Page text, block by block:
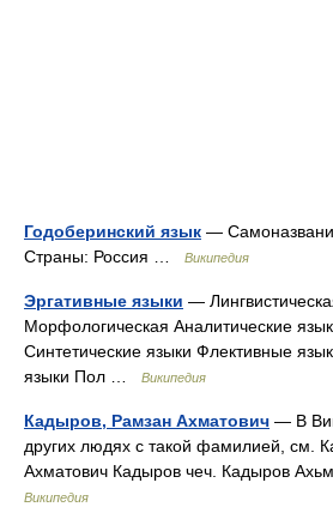
Годоберинский язык —
Страны: Россия …
Википедия
Эргативные языки —
Морфологическая Аналитические
Синтетические языки Флективные
языки Пол …
Википедия
Кадыров, Рамзан Ахматович — В
других людях с такой фамилией, см.
Ахматович Кадыров чеч. Кадыров
Википедия